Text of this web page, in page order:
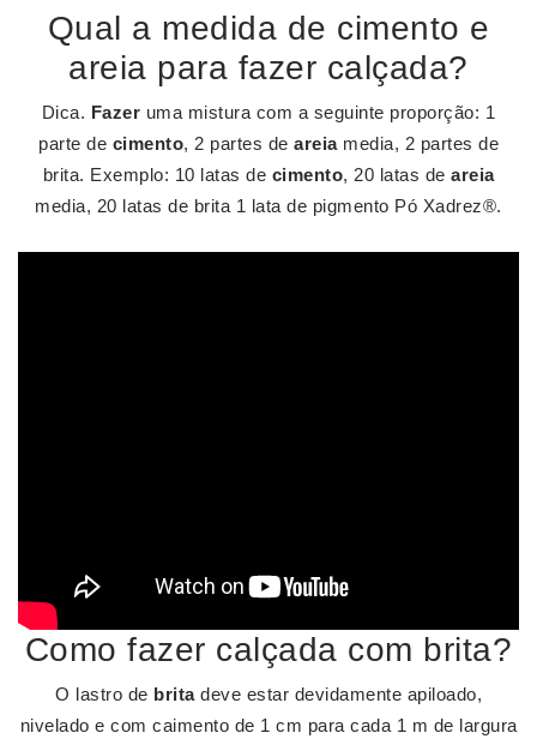
Qual a medida de cimento e
areia para fazer calçada?
Dica. Fazer uma mistura com a seguinte proporção: 1
parte de cimento, 2 partes de areiamedia, 2 partes de
brita. Exemplo: 10 latas de cimento, 20 latas de areia
media, 20 latas de brita 1 lata de pigmento Pó Xadrez®.
Como fazer calçada com brita?
O lastro de britadeve estar devidamente apiloado,
nivelado e com caimento de 1 cm para cada 1 m de largura